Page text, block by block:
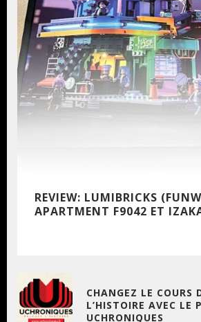
REVIEW: LUMIBRICKS
APARTMENT F9042 ET
CHANGEZ LE COURS
L’HISTOIRE AVEC LE
UCHRONIQUES